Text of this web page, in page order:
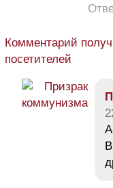
Комментарий
посетителей